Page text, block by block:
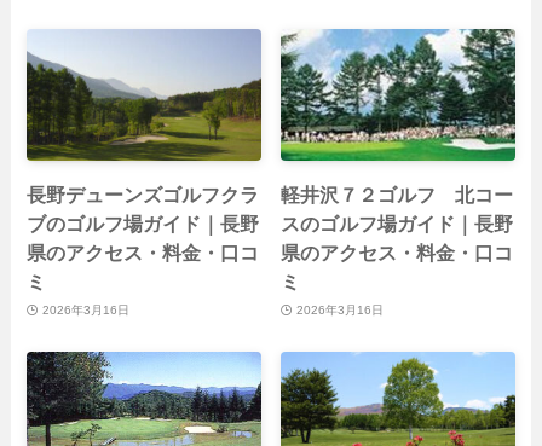
長野デューンズゴルフクラ
ブのゴルフ場ガイド｜長野
県のアクセス・料金・口コ
ミ
2026年3月16日
軽井沢７２ゴルフ 北コー
スのゴルフ場ガイド｜長野
県のアクセス・料金・口コ
ミ
2026年3月16日